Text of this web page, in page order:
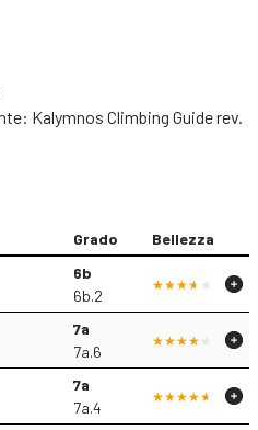
Kalymnos Climbing Guide rev.
Grado
Bellezza
6b
6b.2
7a
7a.6
7a
7a.4